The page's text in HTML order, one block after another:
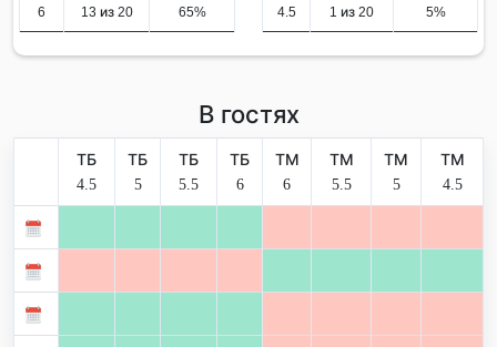
6 13 из 20 65% 4.5 1 из 20 5%
В гостях
ТБ
4.5
ТБ
5
ТБ
5.5
ТБ
6
ТМ
6
ТМ
5.5
ТМ
5
ТМ
4.5